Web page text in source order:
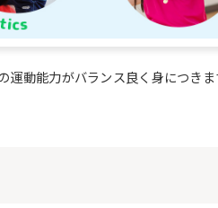
動能力がバランス良く身につきま
original content. We ask that
fully understand this before
the service.